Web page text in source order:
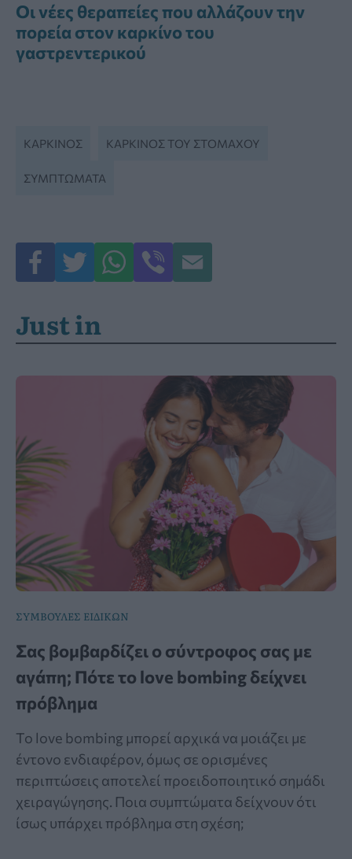
Οι νέες θεραπείες που αλλάζουν την
πορεία στον καρκίνο του
γαστρεντερικού
ΚΑΡΚΊΝΟΣ ΚΑΡΚΊΝΟΣ ΤΟΥ ΣΤΟΜΆΧΟΥ
ΣΥΜΠΤΏΜΑΤΑ
Just in
ΣΥΜΒΟΥΛΕΣ ΕΙΔΙΚΩΝ
Σας βομβαρδίζει ο σύντροφος σας με
αγάπη; Πότε το love bombing δείχνει
πρόβλημα
Το love bombing μπορεί αρχικά να μοιάζει με
έντονο ενδιαφέρον, όμως σε ορισμένες
περιπτώσεις αποτελεί προειδοποιητικό σημάδι
χειραγώγησης. Ποια συμπτώματα δείχνουν ότι
ίσως υπάρχει πρόβλημα στη σχέση;